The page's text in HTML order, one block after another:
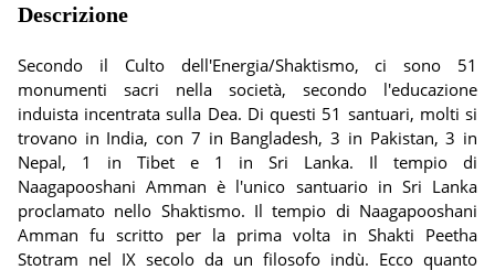
Descrizione
Secondo il Culto dell'Energia/Shaktismo, ci sono 51
monumenti sacri nella società, secondo l'educazione
induista incentrata sulla Dea. Di questi 51 santuari, molti si
trovano in India, con 7 in Bangladesh, 3 in Pakistan, 3 in
Nepal, 1 in Tibet e 1 in Sri Lanka. Il tempio di
Naagapooshani Amman è l'unico santuario in Sri Lanka
proclamato nello Shaktismo. Il tempio di Naagapooshani
Amman fu scritto per la prima volta in Shakti Peetha
Stotram nel IX secolo da un filosofo indù. Ecco quanto